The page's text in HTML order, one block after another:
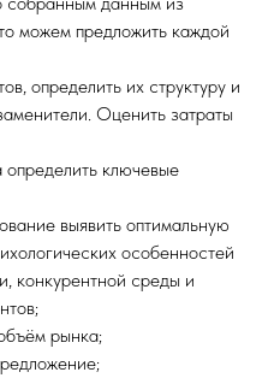
можем предложить каждой
определить их структуру и
Оценить затраты
определить ключевые
выявить оптимальную
особенностей
конкурентной среды и
рынка;